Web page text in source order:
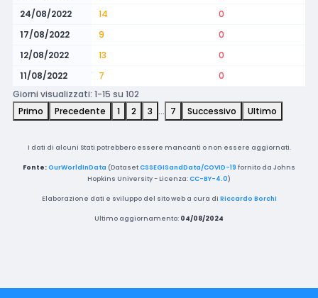
24/08/2022
14
0
17/08/2022
9
0
12/08/2022
13
0
11/08/2022
7
0
Giorni visualizzati: 1-15 su 102
Primo
Precedente 1 2 3 … 7 Successivo Ultimo
I dati di alcuni Stati potrebbero essere mancanti o non essere aggiornati.
Fonte:OurWorldInData (DatasetCSSEGISandData/COVID-19 fornito da Johns
Hopkins University - Licenza:CC-BY-4.0)
Elaborazione dati e sviluppo del sito web a cura di Riccardo Borchi
Ultimo aggiornamento: 04/08/2024